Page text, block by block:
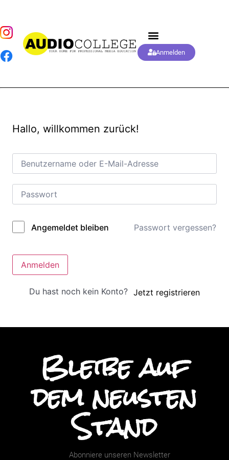
Anmelden
Hallo, willkommen zurück!
Alternative:
Angemeldet bleiben Passwort vergessen?
Anmelden
Du hast noch kein Konto? Jetzt registrieren
Bleibe auf
dem neusten
Stand
Abonniere unseren Newsletter